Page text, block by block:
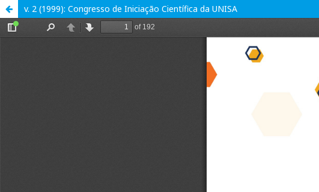
v. 2 (1999): Congresso de Iniciação Científica da UNISA